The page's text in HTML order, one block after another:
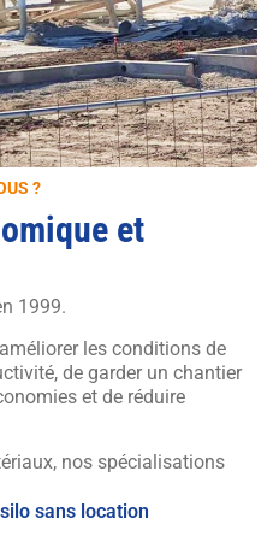
?
et
1999.
les conditions de
de garder un chantier
et de réduire
nos spécialisations
sans location